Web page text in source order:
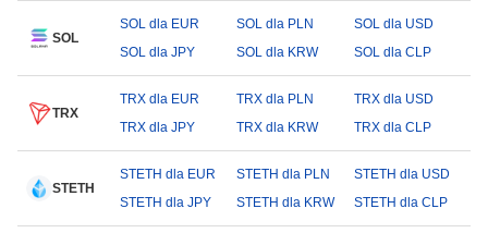
SOL
SOL dla EUR SOL dla PLN
SOL dla USD
SOL dla JPY
SOL dla KRW SOL dla CLP
TRX
TRX dla EUR TRX dla PLN
TRX dla USD
TRX dla JPY
TRX dla KRW TRX dla CLP
STETH
STETH dla EUR STETH dla PLN
STETH dla USD
STETH dla JPY
STETH dla KRW STETH dla CLP